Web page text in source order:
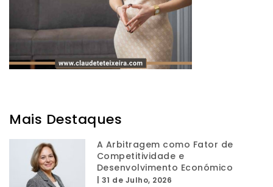
Mais Destaques
A Arbitragem como Fator de
Competitividade e
Desenvolvimento Económico
31 de Julho, 2026